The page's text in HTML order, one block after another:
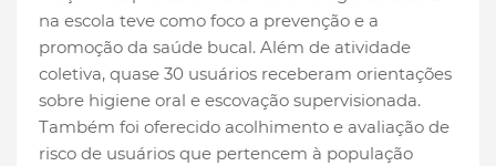
na escola teve como foco a prevenção e a
promoção da saúde bucal. Além de atividade
coletiva, quase 30 usuários receberam orientações
sobre higiene oral e escovação supervisionada.
Também foi oferecido acolhimento e avaliação de
risco de usuários que pertencem à população